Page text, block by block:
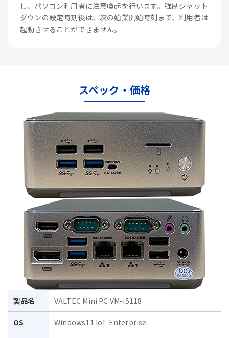
し、パソコン利用者に注意喚起を行います。強制シャット
ダウンの設定時刻後は、次の始業開始時刻まで、利用者は
起動させることができません。
スペック・価格
製品名 VALTEC Mini PC VM-i5118
OS Windows11 IoT Enterprise